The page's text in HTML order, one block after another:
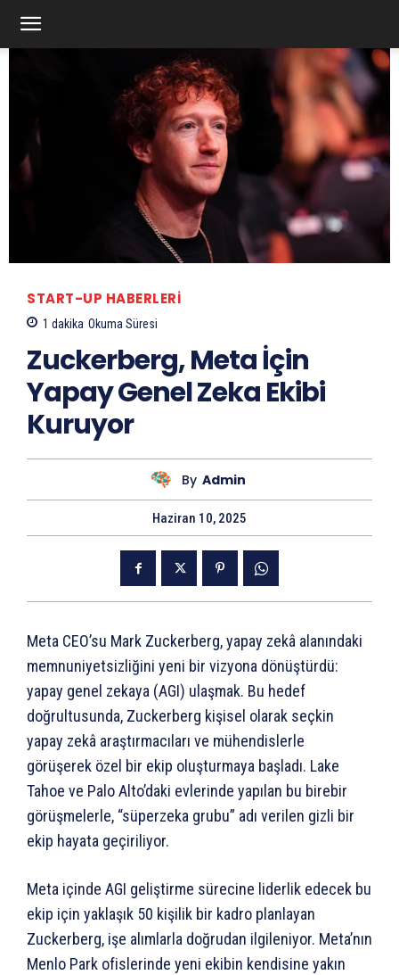
START-UP HABERLERI
1 dakika Okuma Süresi
Zuckerberg, Meta İçin
Yapay Genel Zeka Ekibi
Kuruyor
By Admin
Haziran 10, 2025
Meta CEO’su Mark Zuckerberg, yapay zekâ alanındaki
memnuniyetsizliğini yeni bir vizyona dönüştürdü:
yapay genel zekaya (AGI) ulaşmak. Bu hedef
doğrultusunda, Zuckerberg kişisel olarak seçkin
yapay zekâ araştırmacıları ve mühendislerle
görüşerek özel bir ekip oluşturmaya başladı. Lake
Tahoe ve Palo Alto’daki evlerinde yapılan bu birebir
görüşmelerle, “süperzeka grubu” adı verilen gizli bir
ekip hayata geçiriliyor.
Meta içinde AGI geliştirme sürecine liderlik edecek bu
ekip için yaklaşık 50 kişilik bir kadro planlayan
Zuckerberg, işe alımlarla doğrudan ilgileniyor. Meta’nın
Menlo Park ofislerinde yeni ekibin kendisine yakın